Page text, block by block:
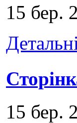
15 бер.
15 бер.